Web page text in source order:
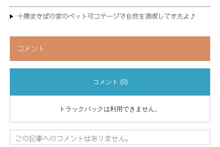
十勝まきばの家のペット可コテージで自然を満喫してきたよ♪
コメント
コメント (0)
トラックバックは利用できません。
この記事へのコメントはありません。